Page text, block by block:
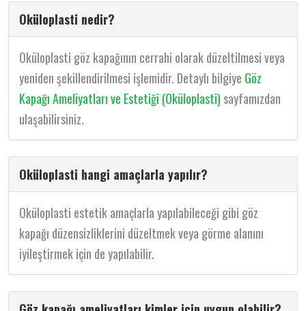
Oküloplasti nedir?
Oküloplasti göz kapağının cerrahi olarak düzeltilmesi veya
yeniden şekillendirilmesi işlemidir. Detaylı bilgiye Göz
Kapağı Ameliyatları ve Estetiği (Oküloplasti) sayfamızdan
ulaşabilirsiniz.
Oküloplasti hangi amaçlarla yapılır?
Oküloplasti estetik amaçlarla yapılabileceği gibi göz
kapağı düzensizliklerini düzeltmek veya görme alanını
iyileştirmek için de yapılabilir.